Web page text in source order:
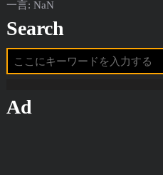
一言: NaN
Search
Ad